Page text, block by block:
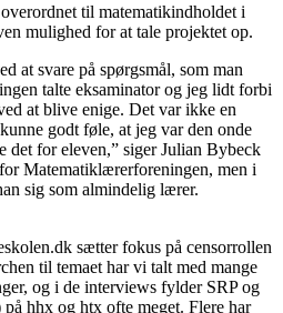
til matematikindholdet i
mulighed for at tale projektet op.
at svare på spørgsmål, som man
talte eksaminator og jeg lidt forbi
at blive enige. Det var ikke en
godt føle, at jeg var den onde
det for eleven,” siger Julian Bybeck
Matematiklærerforeningen, men i
sig som almindelig lærer.
sætter fokus på censorrollen
til temaet har vi talt med mange
og i de interviews fylder SRP og
hhx og htx ofte meget. Flere har